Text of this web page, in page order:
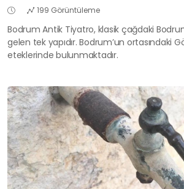
199 Görüntüleme
Bodrum Antik Tiyatro, klasik çağdaki
gelen tek yapıdır. Bodrum’un ortasındaki
eteklerinde bulunmaktadır.